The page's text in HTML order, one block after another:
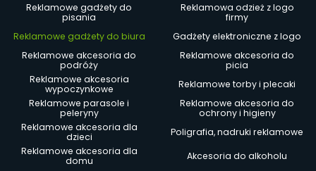
Reklamowe gadżety do
pisania
Reklamowa odzież z logo
firmy
Reklamowe gadżety do biura
Gadżety elektroniczne z logo
Reklamowe akcesoria do
podróży
Reklamowe akcesoria do
picia
Reklamowe akcesoria
wypoczynkowe
Reklamowe torby i plecaki
Reklamowe parasole i
peleryny
Reklamowe akcesoria do
ochrony i higieny
Reklamowe akcesoria dla
dzieci
Poligrafia, nadruki reklamowe
Reklamowe akcesoria dla
domu
Akcesoria do alkoholu